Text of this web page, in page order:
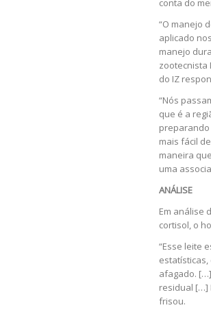
conta do
“O manejo
aplicado
manejo
zootecnista
do IZ
“Nós
que é a
mais fácil
maneira
uma
ANÁLISE
Em análise
cortisol, o
“Esse leite
afagado.
residual […]
frisou.